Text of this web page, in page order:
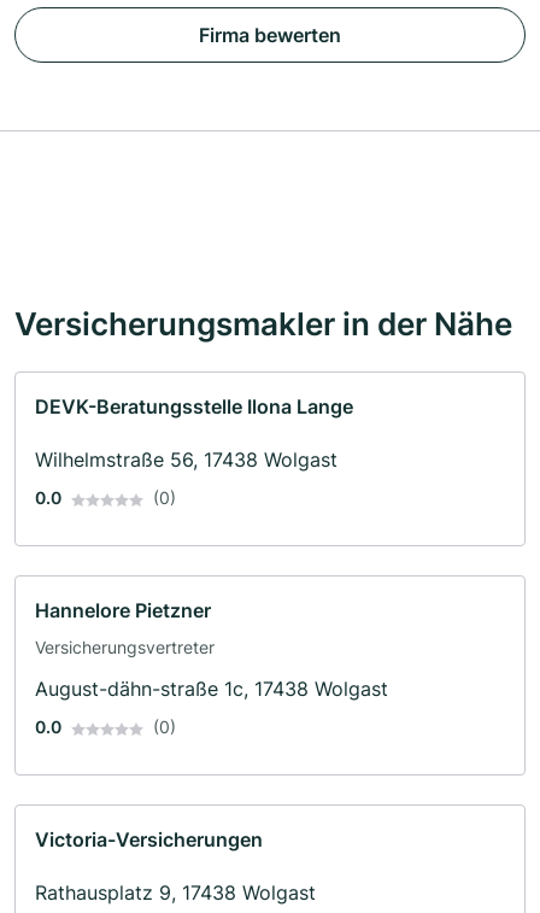
Firma bewerten
Versicherungsmakler in der Nähe
DEVK-Beratungsstelle Ilona Lange
Wilhelmstraße 56, 17438 Wolgast
0.0 (0)
Hannelore Pietzner
Versicherungsvertreter
August-dähn-straße 1c, 17438 Wolgast
0.0 (0)
Victoria-Versicherungen
Rathausplatz 9, 17438 Wolgast